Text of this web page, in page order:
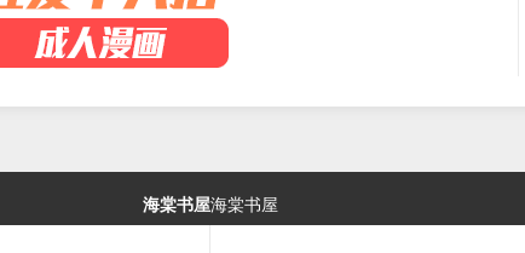
海棠书屋海棠书屋